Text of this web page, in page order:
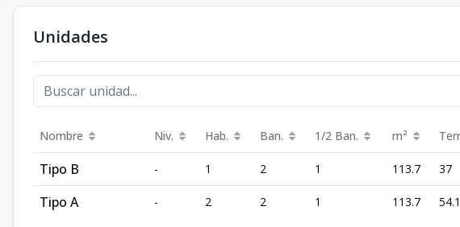
Unidades
Nombre Niv. Hab. Ban. 1/2 Ban. m²
Tipo B - 1 2 1 113.7 37
Tipo A - 2 2 1 113.7 54.1